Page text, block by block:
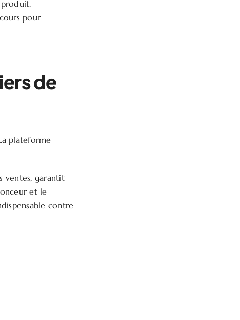
pour
de
plateforme
ventes, garantit
et le
contre